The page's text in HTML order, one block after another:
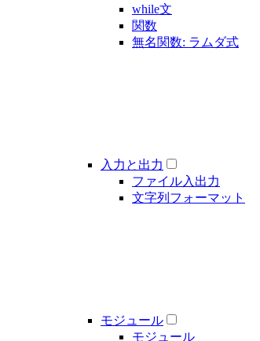
while文
関数
無名関数: ラムダ式
入力と出力
ファイル入出力
文字列フォーマット
モジュール
モジュール